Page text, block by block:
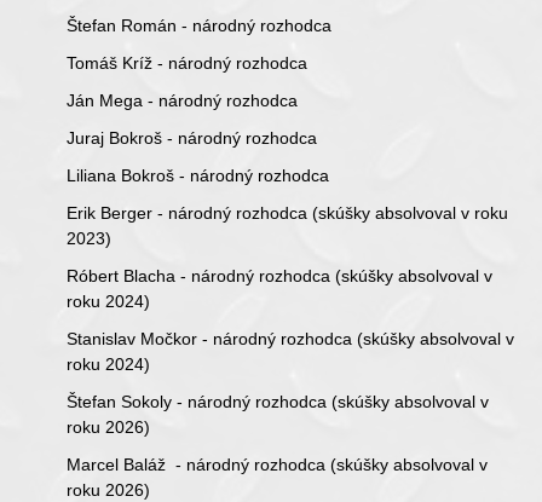
Štefan Román - národný rozhodca
Tomáš Kríž - národný rozhodca
Ján Mega - národný rozhodca
Juraj Bokroš - národný rozhodca
Liliana Bokroš - národný rozhodca
Erik Berger - národný rozhodca (skúšky absolvoval v roku
2023)
Róbert Blacha - národný rozhodca (skúšky absolvoval v
roku 2024)
Stanislav Močkor - národný rozhodca (skúšky absolvoval v
roku 2024)
Štefan Sokoly - národný rozhodca (skúšky absolvoval v
roku 2026)
Marcel Baláž - národný rozhodca (skúšky absolvoval v
roku 2026)